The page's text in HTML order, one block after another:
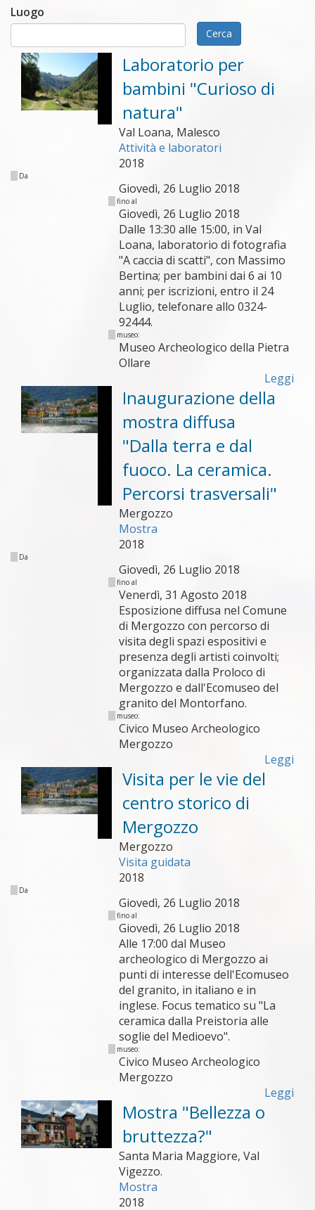
Luogo
Cerca
Laboratorio per
bambini "Curioso di
natura"
Val Loana, Malesco
Attività e laboratori
2018
Da
Giovedì, 26 Luglio 2018
fino al
Giovedì, 26 Luglio 2018
Dalle 13:30 alle 15:00, in Val
Loana, laboratorio di fotografia
"A caccia di scatti", con Massimo
Bertina; per bambini dai 6 ai 10
anni; per iscrizioni, entro il 24
Luglio, telefonare allo 0324-
92444.
museo:
Museo Archeologico della Pietra
Ollare
Leggi
Inaugurazione della
mostra diffusa
"Dalla terra e dal
fuoco. La ceramica.
Percorsi trasversali"
Mergozzo
Mostra
2018
Da
Giovedì, 26 Luglio 2018
fino al
Venerdì, 31 Agosto 2018
Esposizione diffusa nel Comune
di Mergozzo con percorso di
visita degli spazi espositivi e
presenza degli artisti coinvolti;
organizzata dalla Proloco di
Mergozzo e dall'Ecomuseo del
granito del Montorfano.
museo:
Civico Museo Archeologico
Mergozzo
Leggi
Visita per le vie del
centro storico di
Mergozzo
Mergozzo
Visita guidata
2018
Da
Giovedì, 26 Luglio 2018
fino al
Giovedì, 26 Luglio 2018
Alle 17:00 dal Museo
archeologico di Mergozzo ai
punti di interesse dell'Ecomuseo
del granito, in italiano e in
inglese. Focus tematico su "La
ceramica dalla Preistoria alle
soglie del Medioevo".
museo:
Civico Museo Archeologico
Mergozzo
Leggi
Mostra "Bellezza o
bruttezza?"
Santa Maria Maggiore, Val
Vigezzo.
Mostra
2018